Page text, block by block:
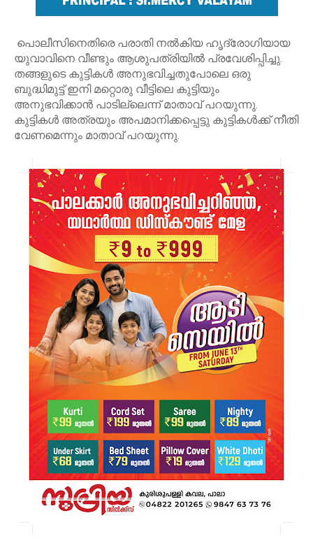
പൊലീസിനെതിരെ പരാതി നൽകിയ ഹൃദ്രോഗിയായ
യുവാവിനെ വീണ്ടും ആശുപത്രിയിൽ പ്രവേശിപ്പിച്ചു.
തങ്ങളുടെ കുട്ടികൾ അനുഭവിച്ചതുപോലെ ഒരു
ബുദ്ധിമുട്ട് ഇനി മറ്റൊരു വീട്ടിലെ കുട്ടിയും
അനുഭവിക്കാൻ പാടില്ലെന്ന് മാതാവ് പറയുന്നു.
കുട്ടികൾ അത്രയും അപമാനിക്കപ്പെട്ടു കുട്ടികൾക്ക് നീതി
വേണമെന്നും മാതാവ് പറയുന്നു.